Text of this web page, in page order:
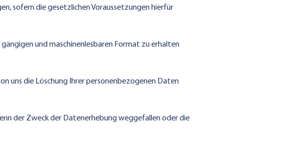
sofern die gesetzlichen Voraussetzungen hierfür
und maschinenlesbaren Format zu erhalten
uns die Löschung Ihrer personenbezogenen Daten
der Zweck der Datenerhebung weggefallen oder die